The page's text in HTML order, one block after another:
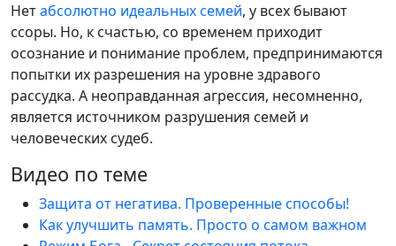
Нетабсолютно идеальных семей, у всех бывают
ссоры. Но, к счастью, со временем приходит
осознание и понимание проблем, предпринимаются
попытки их разрешения на уровне здравого
рассудка. А неоправданная агрессия, несомненно,
является источником разрушения семей и
человеческих судеб.
Видео по теме
Защита от негатива. Проверенные способы!
Как улучшить память. Просто о самом важном